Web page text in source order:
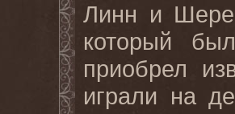
Линн и
который
приобрел
играли на